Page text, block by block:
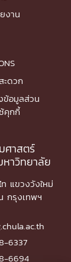
งาน
ะดวก
ข้อมูลส่วน
คุกกี้
ศาสตร์
าวิทยาลัย
แขวงวังใหม่
กรุงเทพฯ
6337
6694